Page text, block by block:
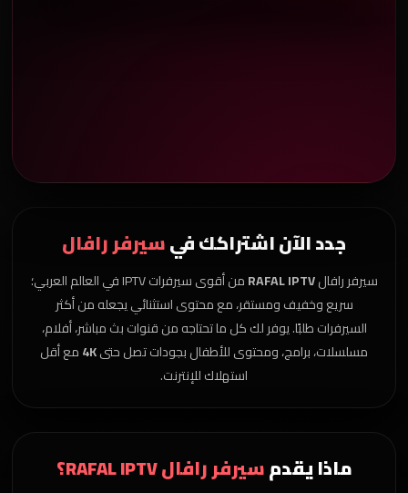
جدد الآن اشتراكك فيسيرفر رافال
سيرفر رافالRAFAL IPTV
من أقوى سيرفرات IPTV في العالم العربي؛
سريع وخفيف ومستقر، مع محتوى استثنائي يجعله من أكثر
السيرفرات طلبًا. يوفر لك كل ما تحتاجه من قنوات بث مباشر، أفلام،
مسلسلات، برامج، ومحتوى للأطفال بجودات تصل حتى4Kمع أقل
استهلاك للإنترنت.
ماذا يقدمسيرفر رافال RAFAL IPTV؟